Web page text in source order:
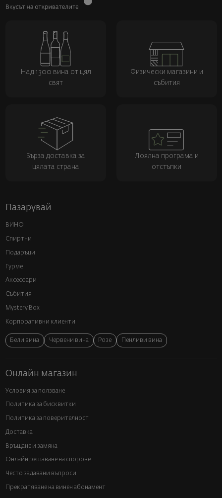
Над 1300 вина от цял
свят
Физически магазини и
събития
Бърза доставка за
цялата страна
Лоялна програма и
отстъпки
Пазарувай
ВИНО
Спиртни
Подаръци
Гурме
Аксесоари
Събития
Mystery Box
Корпоративни клиенти
Бели вина Червени вина Розе Пенливи вина
Онлайн магазин
Условия за ползване
Политика за бисквитки
Политика за поверителност
Доставка
Връщане и замяна
Онлайн решаване на спорове
Често задавани въпроси
Прекратяване на винен абонамент